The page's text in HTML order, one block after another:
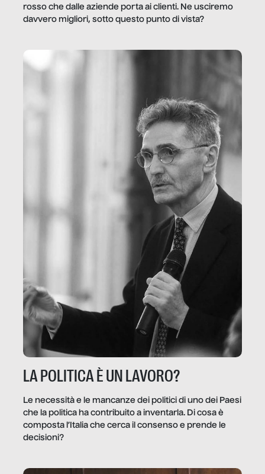
rosso che dalle aziende porta ai clienti. Ne usciremo
davvero migliori, sotto questo punto di vista?
LA POLITICA È UN LAVORO?
Le necessità e le mancanze dei politici di uno dei Paesi
che la politica ha contribuito a inventarla. Di cosa è
composta l’Italia che cerca il consenso e prende le
decisioni?